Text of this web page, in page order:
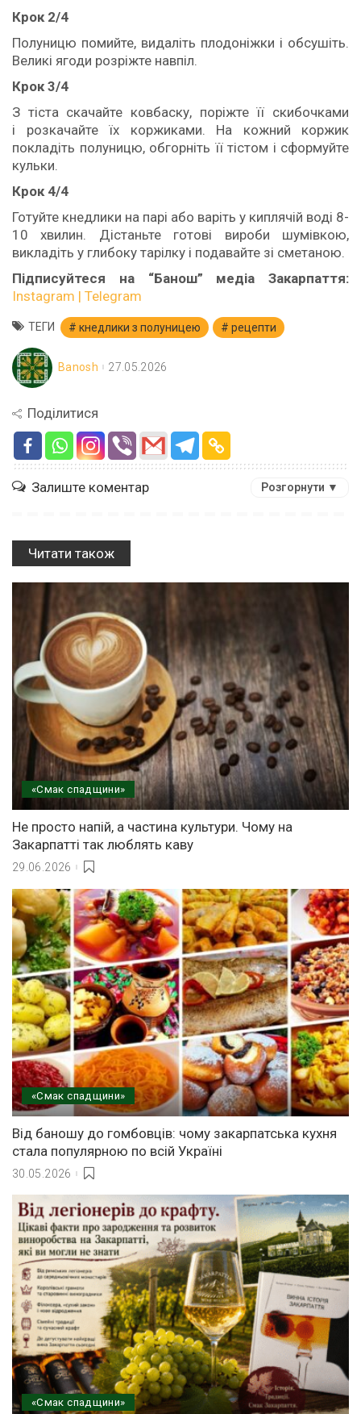
Крок 2/4
Полуницю помийте, видаліть плодоніжки і обсушіть.
Великі ягоди розріжте навпіл.
Крок 3/4
З тіста скачайте ковбаску, поріжте її скибочками
і розкачайте їх коржиками. На кожний коржик
покладіть полуницю, обгорніть її тістом і сформуйте
кульки.
Крок 4/4
Готуйте кнедлики на парі або варіть у киплячій воді 8-
10 хвилин. Дістаньте готові вироби шумівкою,
викладіть у глибоку тарілку і подавайте зі сметаною.
Підписуйтеся на “Банош” медіа Закарпаття:
Instagram | Telegram
ТЕГИ кнедлики з полуницею рецепти
Banosh 27.05.2026
Поділитися
Залиште коментар Розгорнути ▼
Читати також
«Смак спадщини»
Не просто напій, а частина культури. Чому на
Закарпатті так люблять каву
29.06.2026
«Смак спадщини»
Від баношу до гомбовців: чому закарпатська кухня
стала популярною по всій Україні
30.05.2026
«Смак спадщини»